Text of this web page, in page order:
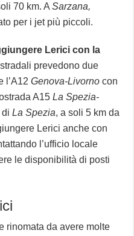
70 km. ASarzana,
per i jet più piccoli.
Lerici con la
prevedono due
l’A12Genova-Livorno con
A15La Spezia-
diLa Spezia, a soli 5 km da
Lerici anche con
l’ufficio locale
le disponibilità di posti
rinomata da avere molte